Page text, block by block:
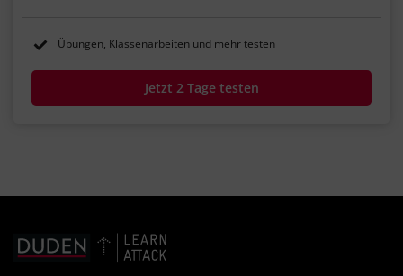
Übungen, Klassenarbeiten und mehr testen
Jetzt 2 Tage testen